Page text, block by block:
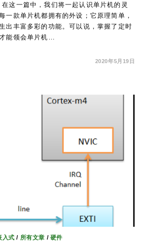
这一篇中，我们将一起认识单片机的灵
款单片机都拥有的外设；它原理简单，
出丰富多彩的功能。可以说，掌握了定时
能领会单片机…
2020年5月19日
入式 / 所有文章 / 硬件